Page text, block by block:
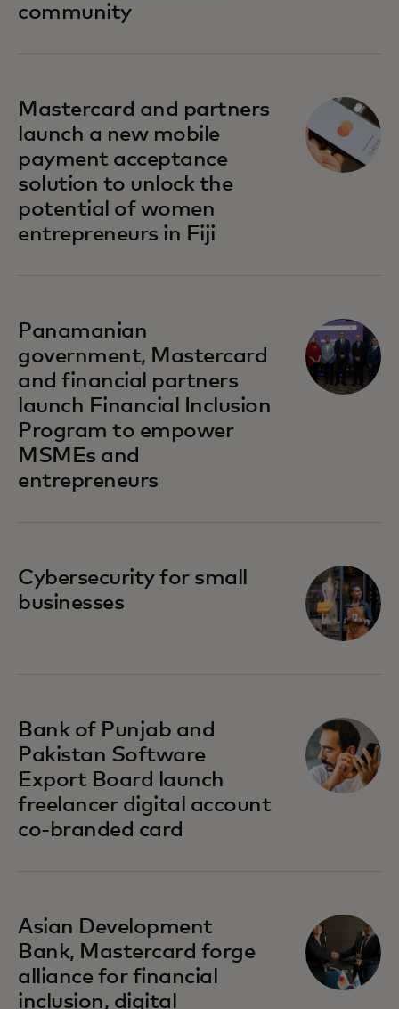
community
Mastercard and partners
launch a new mobile
payment acceptance
solution to unlock the
potential of women
entrepreneurs in Fiji
se abre en una pestaña nueva
Panamanian
government, Mastercard
and financial partners
launch Financial Inclusion
Program to empower
MSMEs and
entrepreneurs
se abre en una pestaña nueva
Cybersecurity for small
businesses
se abre en una pestaña nueva
Bank of Punjab and
Pakistan Software
Export Board launch
freelancer digital account
co-branded card
se abre en una pestaña nueva
Asian Development
Bank, Mastercard forge
alliance for financial
inclusion, digital
se abre en una pestaña nueva